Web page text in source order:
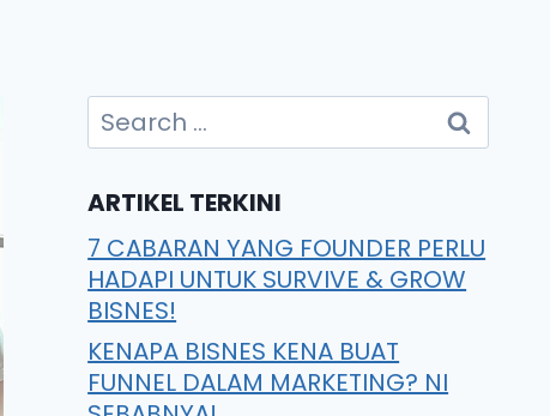
ARTIKEL TERKINI
7 CABARAN YANG FOUNDER PERLU
HADAPI UNTUK SURVIVE & GROW
BISNES!
KENAPA BISNES KENA BUAT
FUNNEL DALAM MARKETING? NI